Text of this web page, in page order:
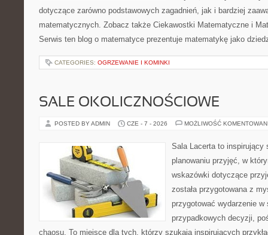
dotyczące zarówno podstawowych zagadnień, jak i bardziej
matematycznych. Zobacz także Ciekawostki Matematyczne i
Serwis ten blog o matematyce prezentuje matematykę jako
CATEGORIES: OGRZEWANIE I KOMINKI
SALE OKOLICZNOŚCIOWE
POSTED BY ADMIN CZE - 7 - 2026 MOŻLIWOŚĆ
Sala Lacerta to inspirujący
planowaniu przyjęć, w
wskazówki dotyczące
została przygotowana z
przygotować wydarzenie
przypadkowych decyzji,
chaosu. To miejsce dla tych, którzy szukają inspirujących